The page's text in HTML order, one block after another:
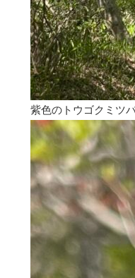
紫色のトウゴクミツ